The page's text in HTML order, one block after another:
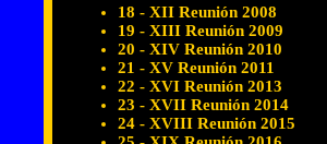
18 - XII Reunión 2008
19 - XIII Reunión 2009
20 - XIV Reunión 2010
21 - XV Reunión 2011
22 - XVI Reunión 2013
23 - XVII Reunión 2014
24 - XVIII Reunión 2015